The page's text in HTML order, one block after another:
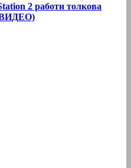
2 работи толкова
(ВИДЕО)